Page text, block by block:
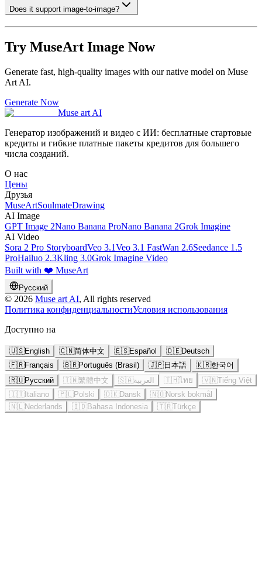
Does it support image-to-image?
Try MuseArt Image Now
Generate fast, high-quality images with our native model on Muse
Art AI.
Generate Now
Muse art AI
Генератор изображений и видео с ИИ: бесплатные стартовые
кредиты и гибкие платные пакеты кредитов для большего
числа созданий.
О нас
Цены
Друзья
MuseArtSoulmateDrawing
AI Image
GPT Image 2Nano Banana ProNano Banana 2Grok Imagine
AI Video
Sora 2 Pro StoryboardVeo 3.1Veo 3.1 FastWan 2.6Seedance 1.5
ProHailuo 2.3Kling 3.0Grok Imagine Video
Built with ❤️ MuseArt
Русский
© 2026 Muse art AI, All rights reserved
Политика конфиденциальностиУсловия использования
Доступно на
🇺🇸English 🇨🇳简体中文 🇪🇸Español 🇩🇪Deutsch
🇫🇷Français 🇧🇷Português (Brasil) 🇯🇵日本語 🇰🇷한국어
🇷🇺Русский 🇹🇼繁體中文 🇸🇦العربية 🇹🇭ไทย 🇻🇳Tiếng Việt
🇮🇹Italiano 🇵🇱Polski 🇩🇰Dansk 🇳🇴Norsk bokmål
🇳🇱Nederlands 🇮🇩Bahasa Indonesia 🇹🇷Türkçe